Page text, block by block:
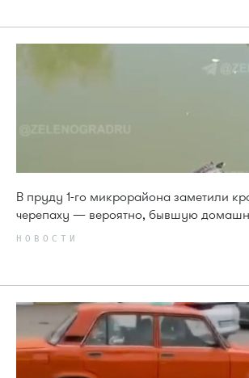
В пруду 1-го микрорайона заметили
черепаху — вероятно, бывшую
НОВОСТИ